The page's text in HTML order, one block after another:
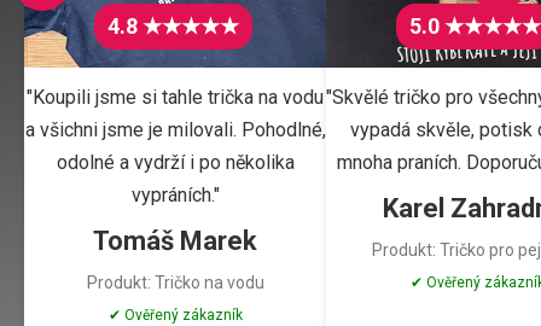
4.8 ★★★★★
"Koupili jsme si tahle trička na vodu
a všichni jsme je milovali. Pohodlné,
odolné a vydrží i po několika
vypráních."
Tomáš Marek
Produkt: Tričko na vodu
✔ Ověřený zákazník
5.0 ★★★★★
"Skvělé tričko pro
vypadá skvěle, potisk
mnoha praních.
Karel
Produkt: Tričko pro
✔ Ověřený